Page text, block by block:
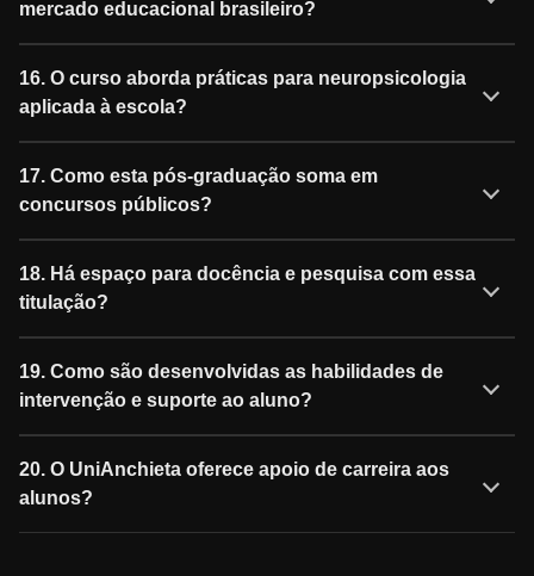
mercado educacional brasileiro?
16. O curso aborda práticas para neuropsicologia
aplicada à escola?
17. Como esta pós-graduação soma em
concursos públicos?
18. Há espaço para docência e pesquisa com essa
titulação?
19. Como são desenvolvidas as habilidades de
intervenção e suporte ao aluno?
20. O UniAnchieta oferece apoio de carreira aos
alunos?